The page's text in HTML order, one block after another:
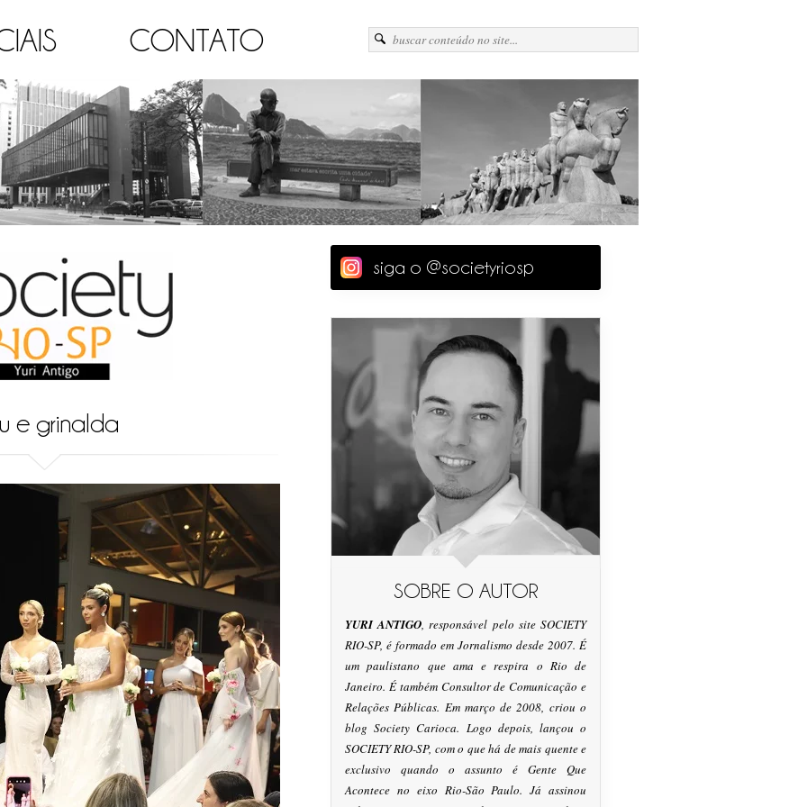
CONTATO
e grinalda
siga o @societyriosp
SOBRE O AUTOR
YURI ANTIGO, responsável pelo site SOCIETY
RIO-SP, é formado em Jornalismo desde 2007. É
um paulistano que ama e respira o Rio de
Janeiro. É também Consultor de Comunicação e
Relações Públicas. Em março de 2008, criou o
blog Society Carioca. Logo depois, lançou o
SOCIETY RIO-SP, com o que há de mais quente e
exclusivo quando o assunto é Gente Que
Acontece no eixo Rio-São Paulo. Já assinou